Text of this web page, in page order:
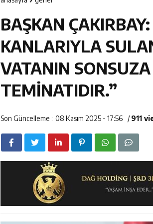
11:45 Kemah’da
11:44 Kemaliye’de
14:43 ETSO Başkan
BAŞKAN
KANLARIYLA
VATANIN
TEMİNATIDIR.”
Son Güncelleme : 08 Kasım 2025 - 17:56 /911